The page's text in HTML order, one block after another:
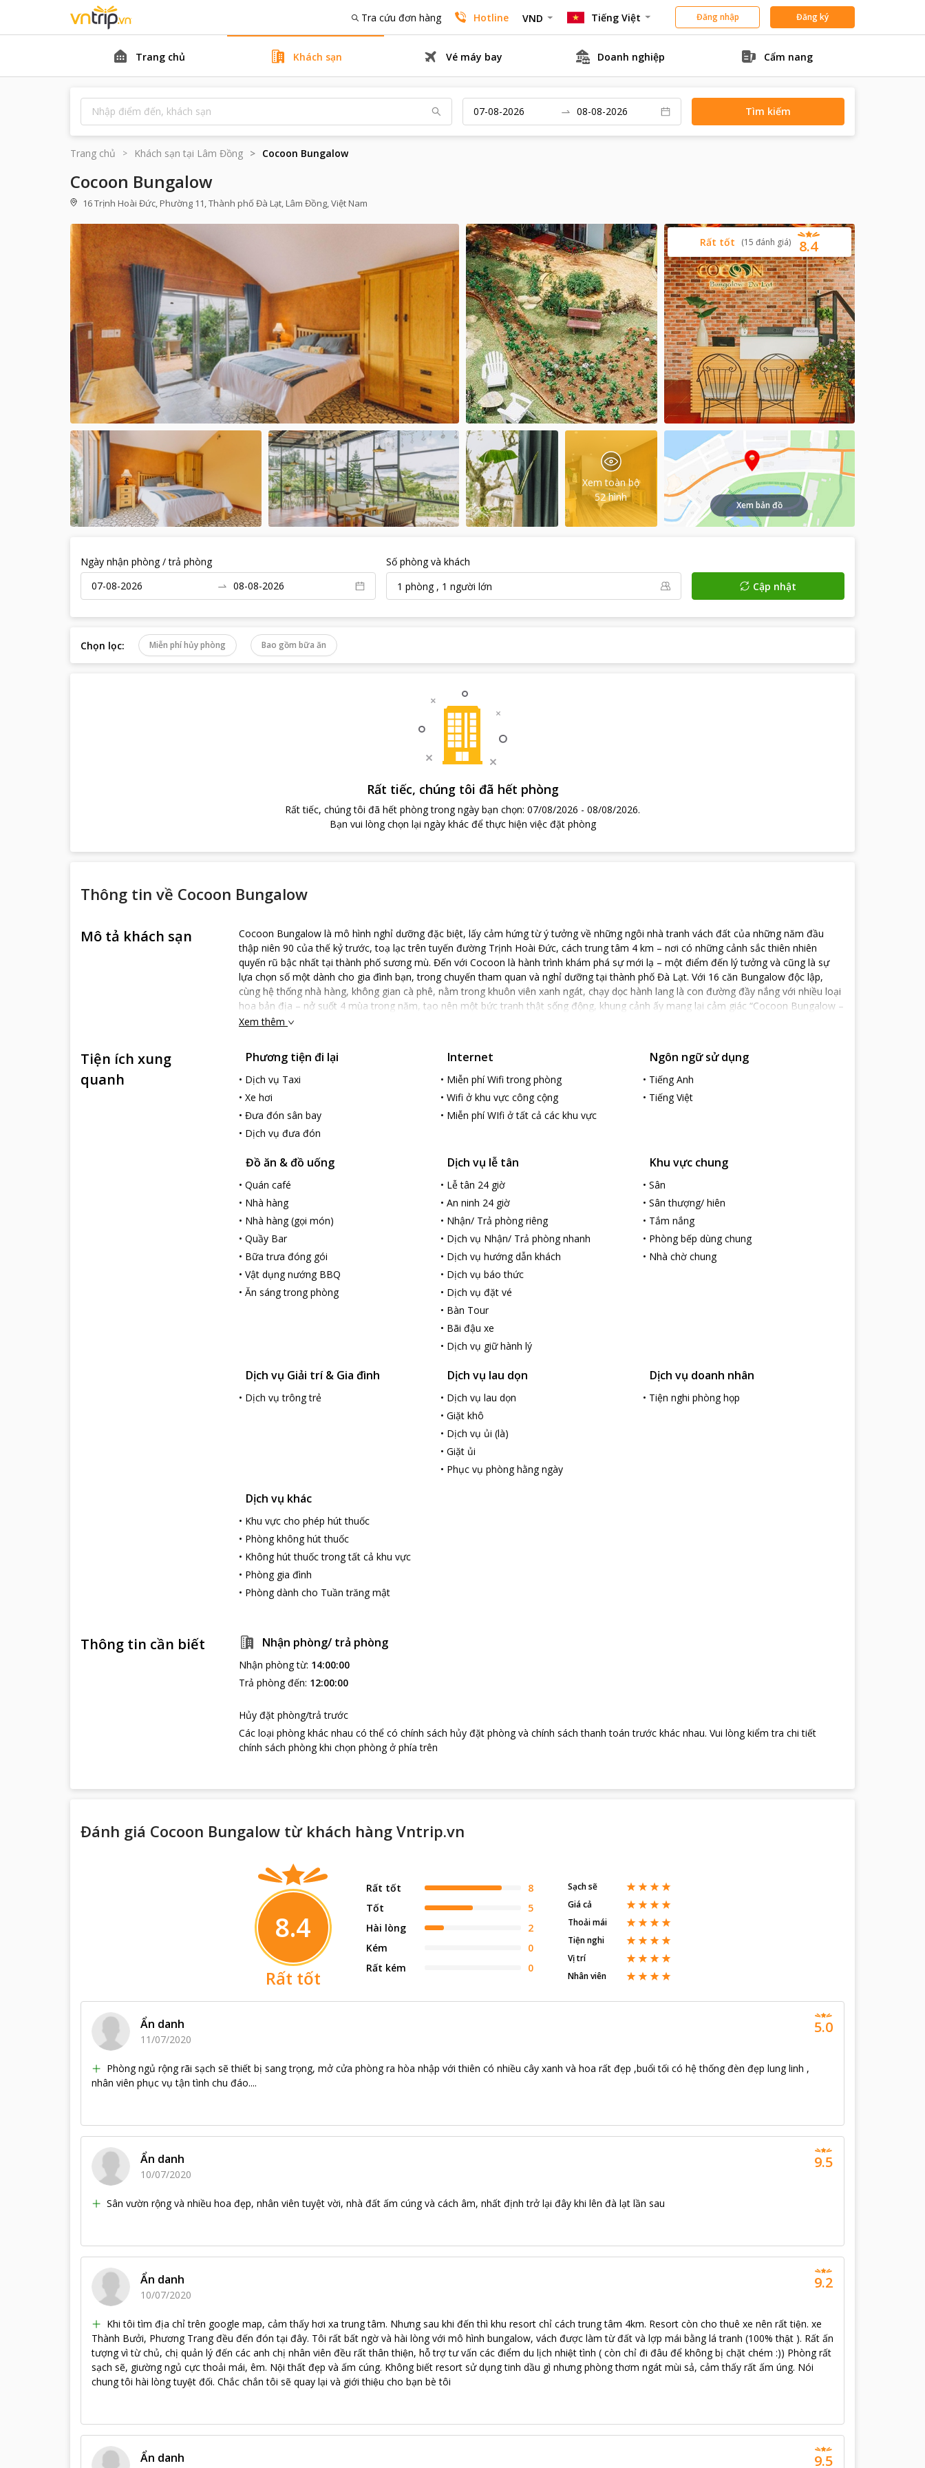
Tra cứu đơn hàng Hotline VND Tiếng Việt Đăng nhập Đăng ký
Trang chủ Khách sạn Vé máy bay Doanh nghiệp Cẩm nang
Tìm kiếm
Trang chủ Khách sạn tại Lâm Đồng Cocoon Bungalow
Cocoon Bungalow
16 Trịnh Hoài Đức, Phường 11, Thành phố Đà Lạt, Lâm Đồng, Việt Nam
8.4
Rất tốt (15 đánh giá)
Xem toàn bộ
52 hình
Xem bản đồ
Ngày nhận phòng / trả phòng
Số phòng và khách
1 phòng, 1 người lớn Cập nhật
Chọn lọc: Miễn phí hủy phòng Bao gồm bữa ăn
Rất tiếc, chúng tôi đã hết phòng
Rất tiếc, chúng tôi đã hết phòng trong ngày bạn chọn: 07/08/2026 - 08/08/2026.
Bạn vui lòng chọn lại ngày khác để thực hiện việc đặt phòng
Thông tin về Cocoon Bungalow
Mô tả khách sạn
Cocoon Bungalow là mô hình nghỉ dưỡng đặc biệt, lấy cảm hứng từ ý tưởng về những ngôi nhà tranh vách đất của những năm đầu
thập niên 90 của thế kỷ trước, toạ lạc trên tuyến đường Trịnh Hoài Đức, cách trung tâm 4 km – nơi có những cảnh sắc thiên nhiên
quyến rũ bậc nhất tại thành phố sương mù. Đến với Cocoon là hành trình khám phá sự mới lạ – một điểm đến lý tưởng và cũng là sự
lựa chọn số một dành cho gia đình bạn, trong chuyến tham quan và nghỉ dưỡng tại thành phố Đà Lạt. Với 16 căn Bungalow độc lập,
cùng hệ thống nhà hàng, không gian cà phê, nằm trong khuôn viên xanh ngát, chạy dọc hành lang là con đường đầy nắng với nhiều loại
hoa bản địa – nở suốt 4 mùa trong năm, tạo nên một bức tranh thật sống động, khung cảnh ấy mang lại cảm giác “Cocoon Bungalow –
những ngôi nhà nhỏ trên cao nguyên xanh” dành cho gia đình bạn. Tất cả các phòng đều có tầm nhìn thoáng đẹp, diện tích phòng rộng
Cocoon chính là khoảng sân xanh ngát, với rất nhiều loài hoa thay nhau đua nở suốt các mùa trong năm,… cảnh về đêm ở nơi ấy càng
đẹp hơn, nhìn ra xa xa là thung lũng đèn – ngập tràn ánh sáng, lung linh và huyền ảo, tựa như hàng ngàn chú đom đóm đang bay trong
đêm, không điều gì tuyệt vời hơn khi bạn và gia đình, lần đầu tiên được trải nghiệm khoảnh khắc ấy
Xem thêm
Tiện ích xung
quanh
Phương tiện đi lại
• Dịch vụ Taxi
• Xe hơi
• Đưa đón sân bay
• Dịch vụ đưa đón
Internet
• Miễn phí Wifi trong phòng
•Wifi ở khu vực công cộng
• Miễn phí WIfi ở tất cả các khu vực
Ngôn ngữ sử dụng
• Tiếng Anh
• Tiếng Việt
Đồ ăn & đồ uống
• Quán café
• Nhà hàng
• Nhà hàng (gọi món)
• Quầy Bar
• Bữa trưa đóng gói
• Vật dụng nướng BBQ
• Ăn sáng trong phòng
Dịch vụ lễ tân
• Lễ tân 24 giờ
•An ninh 24 giờ
• Nhận/ Trả phòng riêng
• Dịch vụ Nhận/ Trả phòng nhanh
• Dịch vụ hướng dẫn khách
• Dịch vụ báo thức
• Dịch vụ đặt vé
• Bàn Tour
• Bãi đậu xe
• Dịch vụ giữ hành lý
Khu vực chung
• Sân
• Sân thượng/ hiên
• Tắm nắng
• Phòng bếp dùng chung
• Nhà chờ chung
Dịch vụ Giải trí & Gia đình
• Dịch vụ trông trẻ
Dịch vụ lau dọn
• Dịch vụ lau dọn
•Giặt khô
• Dịch vụ ủi (là)
•Giặt ủi
• Phục vụ phòng hằng ngày
Dịch vụ doanh nhân
• Tiện nghi phòng họp
Dịch vụ khác
• Khu vực cho phép hút thuốc
• Phòng không hút thuốc
• Không hút thuốc trong tất cả khu vực
• Phòng gia đình
• Phòng dành cho Tuần trăng mật
Thông tin cần biết Nhận phòng/ trả phòng
Nhận phòng từ: 14:00:00
Trả phòng đến: 12:00:00
Hủy đặt phòng/trả trước
Các loại phòng khác nhau có thể có chính sách hủy đặt phòng và chính sách thanh toán trước khác nhau. Vui lòng kiểm tra chi tiết
chính sách phòng khi chọn phòng ở phía trên
Đánh giá Cocoon Bungalow từ khách hàng Vntrip.vn
8.4
Rất tốt
Rất tốt
8
Tốt
5
Hài lòng
2
Kém
0
Rất kém
0
Sạch sẽ
Giá cả
Thoải mái
Tiện nghi
Vị trí
Nhân viên
Ẩn danh
11/07/2020
Phòng ngủ rộng rãi sạch sẽ thiết bị sang trọng, mở cửa phòng ra hòa nhập với thiên có nhiều cây xanh và hoa rất đẹp ,buổi tối có hệ thống đèn đẹp lung linh ,
nhân viên phục vụ tận tình chu đáo....
5.0
Ẩn danh
10/07/2020
Sân vườn rộng và nhiều hoa đẹp, nhân viên tuyệt vời, nhà đất ấm cúng và cách âm, nhất định trở lại đây khi lên đà lạt lần sau
9.5
Ẩn danh
10/07/2020
Khi tôi tìm địa chỉ trên google map, cảm thấy hơi xa trung tâm. Nhưng sau khi đến thì khu resort chỉ cách trung tâm 4km. Resort còn cho thuê xe nên rất tiện. xe
Thành Bưởi, Phương Trang đều đến đón tại đây. Tôi rất bất ngờ và hài lòng với mô hình bungalow, vách được làm từ đất và lợp mái bằng lá tranh (100% thật ). Rất ấn
tượng vì từ chủ, chị quản lý đến các anh chị nhân viên đều rất thân thiện, hỗ trợ tư vấn các điểm du lịch nhiệt tình ( còn chỉ đi đâu để không bị chặt chém :)) Phòng rất
sạch sẽ, giường ngủ cực thoải mái, êm. Nội thất đẹp và ấm cúng. Không biết resort sử dụng tinh dầu gì nhưng phòng thơm ngát mùi sả, cảm thấy rất ấm úng. Nói
chung tôi hài lòng tuyệt đối. Chắc chắn tôi sẽ quay lại và giới thiệu cho bạn bè tôi
9.2
Ẩn danh 9.5